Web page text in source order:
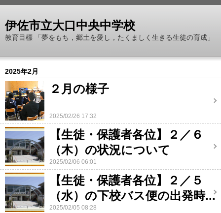
伊佐市立大口中央中学校
教育目標 「夢をもち，郷土を愛し，たくましく生きる生徒の育成」
2025年2月
２月の様子
2025/02/26 17:32
【生徒・保護者各位】２／６
（木）の状況について
2025/02/06 06:01
【生徒・保護者各位】２／５
（水）の下校バス便の出発時...
2025/02/05 08:28